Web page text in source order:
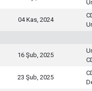
04 Kas, 2024
16 Şub, 2025
23 Şub, 2025